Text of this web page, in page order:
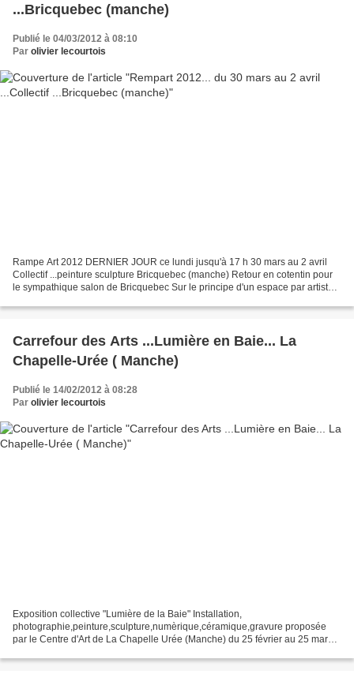
...Bricquebec (manche)
Publié le 04/03/2012 à 08:10
Par olivier lecourtois
Rampe Art 2012 DERNIER JOUR ce lundi jusqu'à 17 h 30 mars au 2 avril
Collectif ...peinture sculpture Bricquebec (manche) Retour en cotentin pour
le sympathique salon de Bricquebec Sur le principe d'un espace par artiste
Carrefour des Arts ...Lumière en Baie... La
Chapelle-Urée ( Manche)
Publié le 14/02/2012 à 08:28
Par olivier lecourtois
Exposition collective "Lumière de la Baie" Installation,
photographie,peinture,sculpture,numèrique,céramique,gravure proposée
par le Centre d'Art de La Chapelle Urée (Manche) du 25 février au 25 mars